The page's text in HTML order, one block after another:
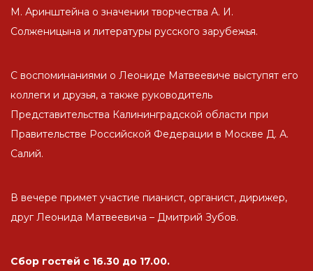
М. Аринштейна о значении творчества А. И.
Солженицына и литературы русского зарубежья.
С воспоминаниями о Леониде Матвеевиче выступят его
коллеги и друзья, а также руководитель
Представительства Калининградской области при
Правительстве Российской Федерации в Москве Д. А.
Салий.
В вечере примет участие пианист, органист, дирижер,
друг Леонида Матвеевича – Дмитрий Зубов.
Сбор гостей с 16.30 до 17.00.